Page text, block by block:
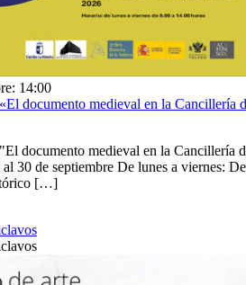
14:00
documento medieval en la Cancillería
documento medieval en la Cancillería
30 de septiembre De lunes a viernes: De
[…]